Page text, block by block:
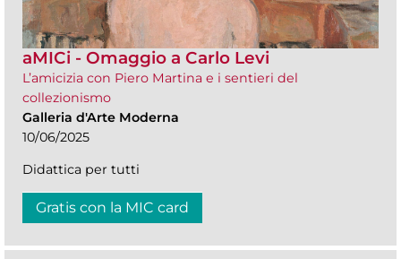
aMICi - Omaggio a Carlo Levi
L’amicizia con Piero Martina e i sentieri del
collezionismo
Galleria d'Arte Moderna
10/06/2025
Didattica per tutti
Gratis con la MIC card